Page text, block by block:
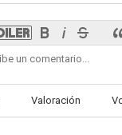
7.5
Valoración